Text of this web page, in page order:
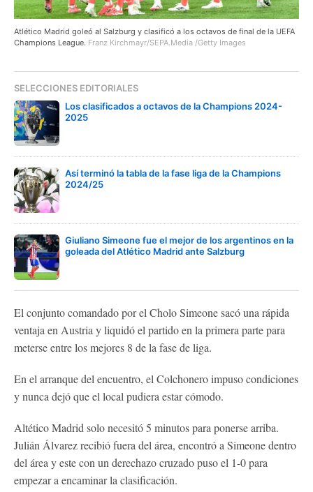
Atlético Madrid goleó al Salzburg y clasificó a los octavos de final de la UEFA
Champions League. Franz Kirchmayr/SEPA.Media /Getty Images
SELECCIONES EDITORIALES
Los clasificados a octavos de la Champions 2024-
2025
Así terminó la tabla de la fase liga de la Champions
2024/25
Giuliano Simeone fue el mejor de los argentinos en la
goleada del Atlético Madrid ante Salzburg
El conjunto comandado por el Cholo Simeone sacó una rápida
ventaja en Austria y liquidó el partido en la primera parte para
meterse entre los mejores 8 de la fase de liga.
En el arranque del encuentro, el Colchonero impuso condiciones
y nunca dejó que el local pudiera estar cómodo.
Altético Madrid solo necesitó 5 minutos para ponerse arriba.
Julián Álvarez recibió fuera del área, encontró a Simeone dentro
del área y este con un derechazo cruzado puso el 1-0 para
empezar a encaminar la clasificación.